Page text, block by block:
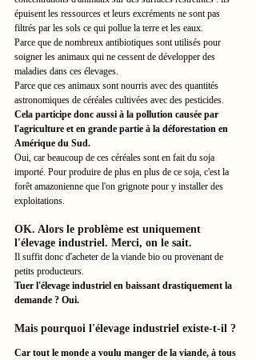
épuisent les ressources et leurs excréments ne sont pas
filtrés par les sols ce qui pollue la terre et les eaux.
Parce que de nombreux antibiotiques sont utilisés pour
soigner les animaux qui ne cessent de développer des
maladies dans ces élevages.
Parce que ces animaux sont nourris avec des quantités
astronomiques de céréales cultivées avec des pesticides.
Cela participe donc aussi à la pollution causée par
l'agriculture et en grande partie à la déforestation en
Amérique du Sud.
Oui, car beaucoup de ces céréales sont en fait du soja
importé. Pour produire de plus en plus de ce soja, c'est la
forêt amazonienne que l'on grignote pour y installer des
exploitations.
OK. Alors le problème est uniquement
l'élevage industriel. Merci, on le sait.
Il suffit donc d'acheter de la viande bio ou provenant de
petits producteurs.
Tuer l'élevage industriel en baissant drastiquement la
demande ? Oui.
Mais pourquoi l'élevage industriel existe-t-il ?
Car tout le monde a voulu manger de la viande, à tous